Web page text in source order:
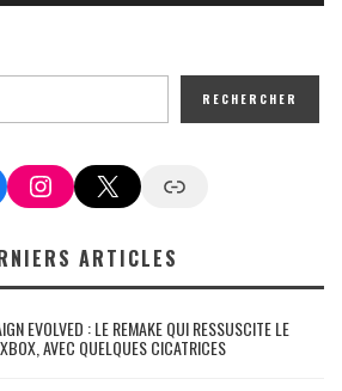
RECHERCHER
Instagram
X Google News
ARTICLES
EVOLVED : LE REMAKE QUI RESSUSCITE LE
AVEC QUELQUES CICATRICES